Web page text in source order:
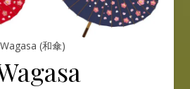
Wagasa (和傘)